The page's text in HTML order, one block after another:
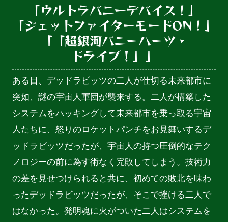
「ウルトラバニーデバイス！」
「ジェットファイターモードON！」
「「超銀河バニーハーツ・
ドライブ！」」
ある日、デッドラビッツの二人が仕切る未来都市に
突如、謎の宇宙人軍団が襲来する。二人が構築した
システムをハッキングして未来都市を乗っ取る宇宙
人たちに、怒りのロケットパンチをお見舞いするデ
ッドラビッツだったが、宇宙人の持つ圧倒的なテク
ノロジーの前に為す術なく完敗してしまう。技術力
の差を見せつけられると共に、初めての敗北を味わ
ったデッドラビッツだったが、そこで挫ける二人で
はなかった。発明魂に火がついた二人はシステムを